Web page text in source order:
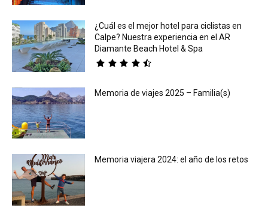
¿Cuál es el mejor hotel para ciclistas en
Calpe? Nuestra experiencia en el AR
Diamante Beach Hotel & Spa
Memoria de viajes 2025 – Familia(s)
Memoria viajera 2024: el año de los retos